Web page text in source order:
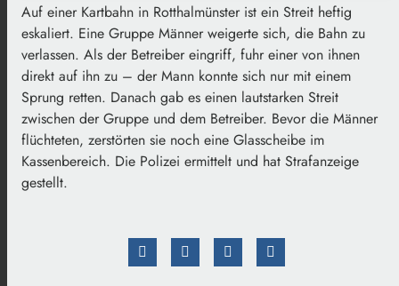
Auf einer Kartbahn in Rotthalmünster ist ein Streit heftig
eskaliert. Eine Gruppe Männer weigerte sich, die Bahn zu
verlassen. Als der Betreiber eingriff, fuhr einer von ihnen
direkt auf ihn zu – der Mann konnte sich nur mit einem
Sprung retten. Danach gab es einen lautstarken Streit
zwischen der Gruppe und dem Betreiber. Bevor die Männer
flüchteten, zerstörten sie noch eine Glasscheibe im
Kassenbereich. Die Polizei ermittelt und hat Strafanzeige
gestellt.